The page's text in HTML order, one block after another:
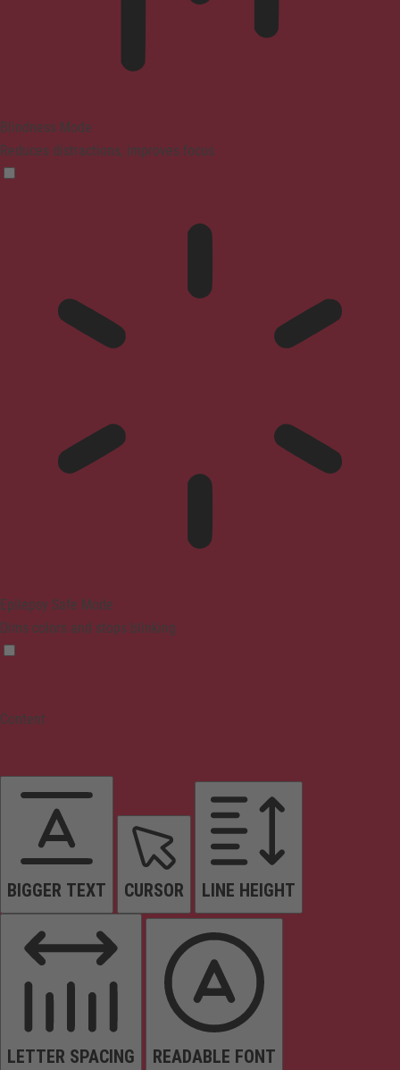
Blindness Mode
Reduces distractions, improves focus
Epilepsy Safe Mode
Dims colors and stops blinking
Content
BIGGER TEXT CURSOR LINE HEIGHT
LETTER SPACING READABLE FONT